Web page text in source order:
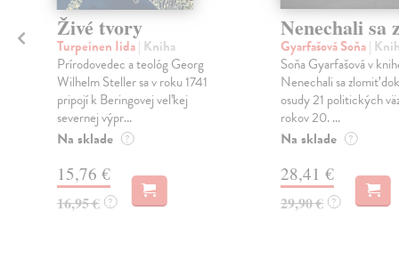
Živé tvory
Turpeinen Iida| Kniha
Prírodovedec a teológ Georg
Wilhelm Steller sa v roku 1741
pripojí k Beringovej veľkej
severnej výpr...
Na sklade ?
15,76 €
16,95 € ?
Nenechali sa
Gyarfašová Soňa|
Soňa Gyarfašová v
Nenechali sa zlomiť
osudy 21 politických
rokov 20. ...
Na sklade ?
28,41 €
29,90 € ?